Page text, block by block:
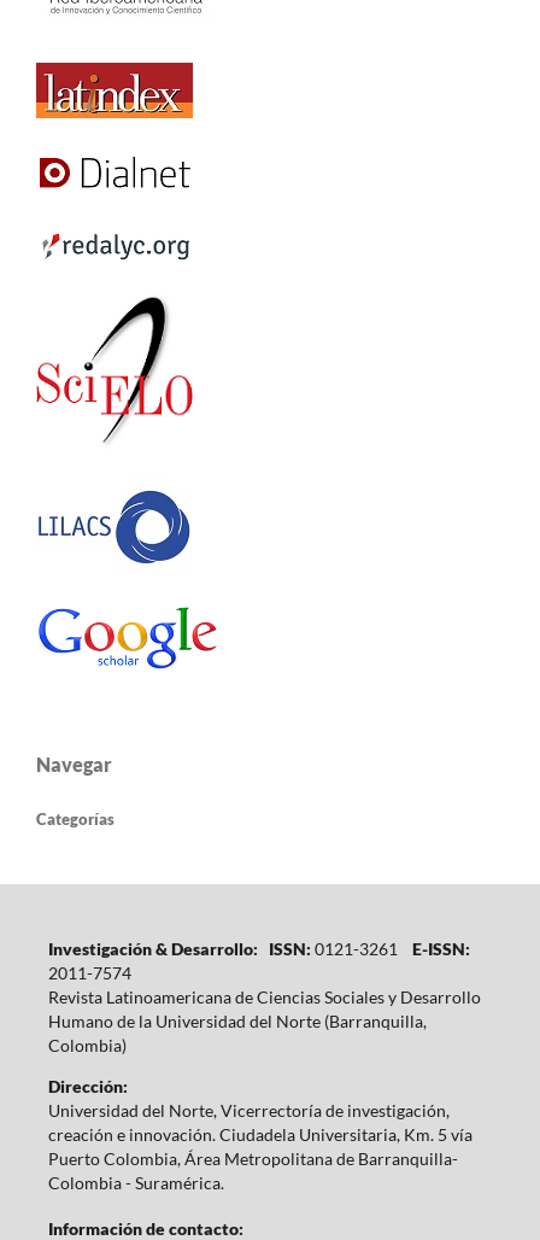
Navegar
Categorías
Investigación & Desarrollo: ISSN: 0121-3261
E-ISSN:
2011-7574
Revista Latinoamericana de Ciencias Sociales y Desarrollo
Humano de la Universidad del Norte (Barranquilla,
Colombia)
Dirección:
Universidad del Norte, Vicerrectoría de investigación,
creación e innovación. Ciudadela Universitaria, Km. 5 vía
Puerto Colombia, Área Metropolitana de Barranquilla-
Colombia - Suramérica.
Información de contacto: